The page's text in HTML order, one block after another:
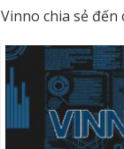
Vinno chia sẻ đến